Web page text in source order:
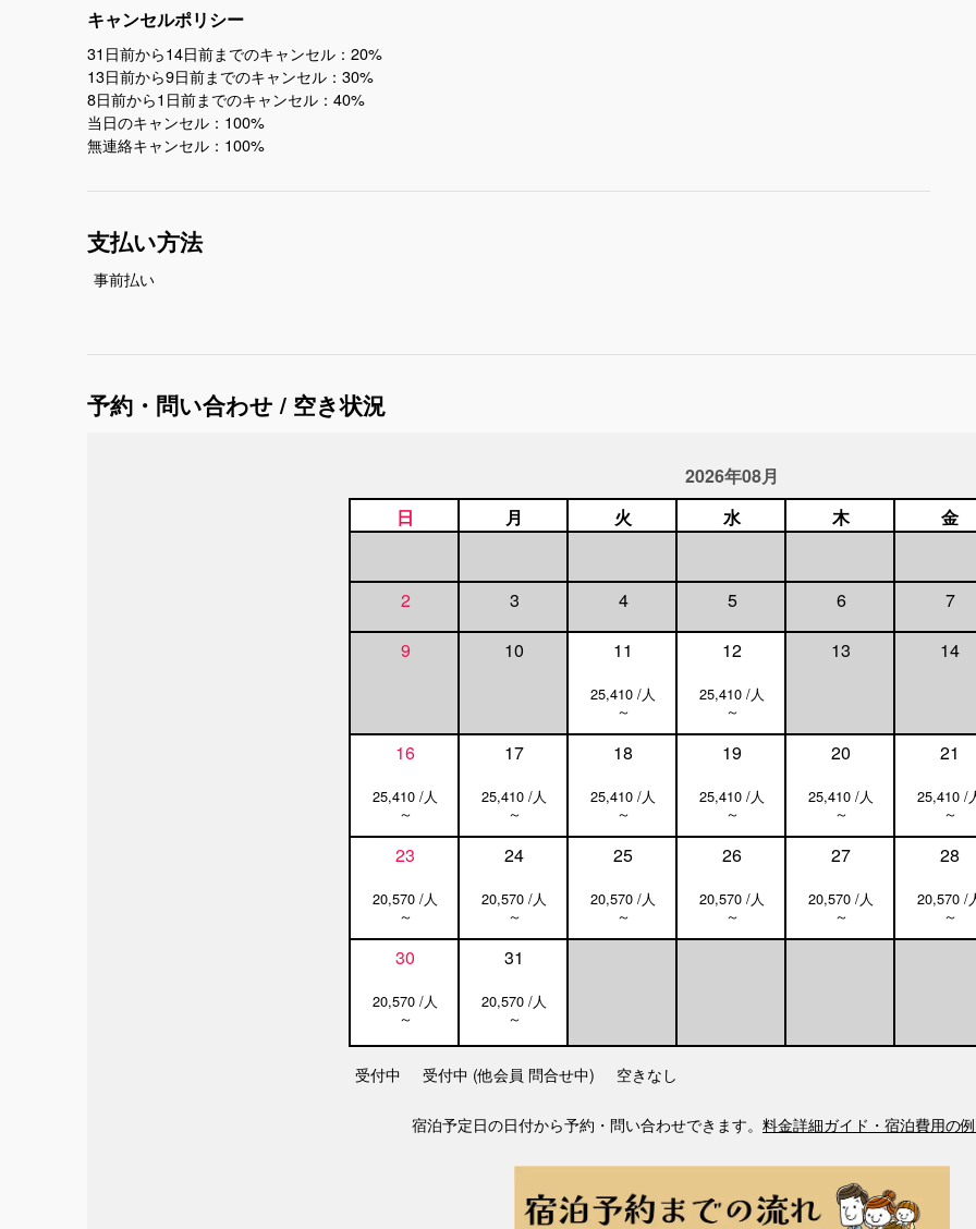
キャンセルポリシー
31日前から14日前までのキャンセル：20%
13日前から9日前までのキャンセル：30%
8日前から1日前までのキャンセル：40%
当日のキャンセル：100%
無連絡キャンセル：100%
支払い方法
事前払い
予約・問い合わせ / 空き状況
2026年08月
日
月 火 水 木 金
2 3 4 5 6
7
9
10 11
25,410 /人
～
12
25,410 /人
～
13 14
16
25,410 /人
～
17
25,410 /人
～
18
25,410 /人
～
19
25,410 /人
～
20
25,410 /人
～
21
25,410 /
～
23
20,570 /人
～
24
20,570 /人
～
25
20,570 /人
～
26
20,570 /人
～
27
20,570 /人
～
28
20,570 /
～
30
20,570 /人
～
31
20,570 /人
～
受付中 受付中 (他会員 問合せ中) 空きなし
宿泊予定日の日付から予約・問い合わせできます。 料金詳細ガイド・宿泊費用の